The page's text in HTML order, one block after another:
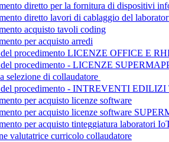
diretto per la fornitura di dispositivi
diretto lavori di cablaggio del
acquisto tavoli coding
per acquisto arredi
procedimento LICENZE OFFICE E
procedimento - LICENZE
selezione di collaudatore
del procedimento - INTREVENTI
per acquisto licenze software
per acquisto licenze software
per acquisto tinteggiatura laboratori
valutatrice curricolo collaudatore